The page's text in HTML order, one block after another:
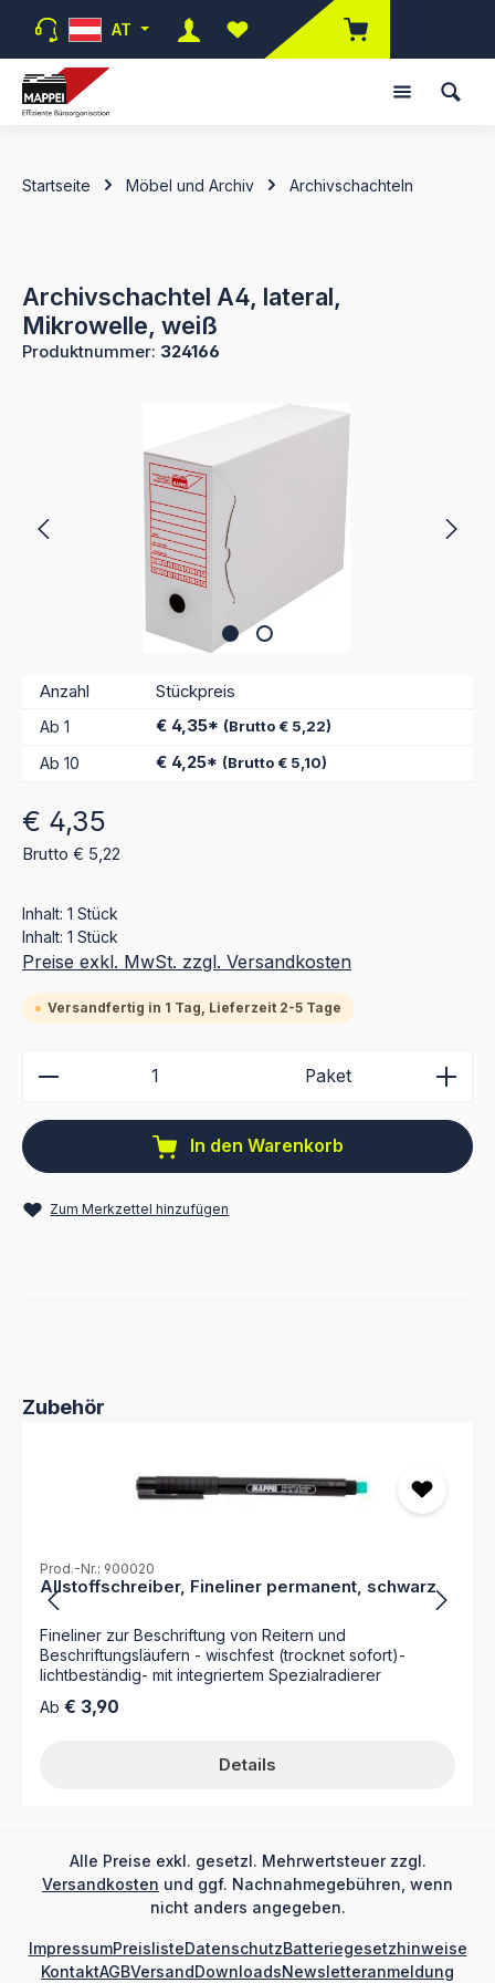
Zum Hauptinhalt springen
AT
Du hast 0 Produkte auf dem
Startseite Möbel und Archiv Archivschachteln
Archivschachtel A4, lateral,
Mikrowelle, weiß
Produktnummer: 324166
Anzahl Stückpreis
Ab 1 € 4,35* (Brutto € 5,22)
Ab 10 € 4,25* (Brutto € 5,10)
Regulärer Preis:
€ 4,35
Brutto € 5,22
Inhalt: 1 Stück
Inhalt: 1 Stück
Preise exkl. MwSt. zzgl. Versandkosten
Versandfertig in 1 Tag, Lieferzeit 2-5 Tage
Produkt Anzahl: Gib den gewünschten Wert ein
Paket
In den Warenkorb
Zum Merkzettel hinzufügen
Produktgalerie überspringen
Zubehör
Prod.-Nr.: 900020
Allstoffschreiber, Fineliner permanent, schwarz
Fineliner zur Beschriftung von Reitern und
Beschriftungsläufern - wischfest (trocknet sofort)-
lichtbeständig- mit integriertem Spezialradierer
Regulärer Preis:
Ab € 3,90
Details
Alle Preise exkl. gesetzl. Mehrwertsteuer zzgl.
Versandkosten und ggf. Nachnahmegebühren, wenn
nicht anders angegeben.
ImpressumPreislisteDatenschutzBatteriegesetzhinweise
KontaktAGBVersandDownloadsNewsletteranmeldung